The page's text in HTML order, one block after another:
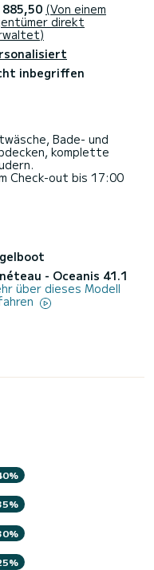
885,50 (Von einem
direkt
inbegriffen
Bade- und
komplette
Check-out bis 17:00
- Oceanis 41.1
über dieses Modell